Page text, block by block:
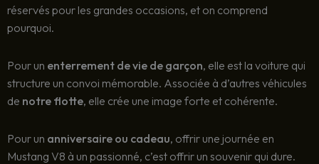
réservés pour les grandes occasions, et on comprend
pourquoi.
Pour un enterrement de vie de garçon, elle est la voiture qui
structure un convoi mémorable. Associée à d’autres véhicules
de notre flotte, elle crée une image forte et cohérente.
Pour un anniversaire ou cadeau, offrir une journée en
Mustang V8 à un passionné, c’est offrir un souvenir qui dure.